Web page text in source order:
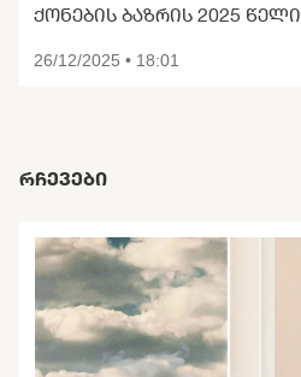
ᲥᲝᲜᲔᲑᲘᲡ ᲑᲐᲖᲠᲘᲡ 2025 ᲬᲔᲚᲘ
26/12/2025 • 18:01
ᲠᲩᲔᲕᲔᲑᲘ